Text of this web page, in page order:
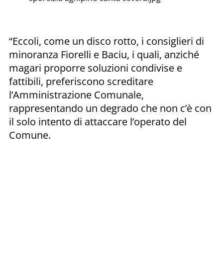
“Eccoli, come un disco rotto, i consiglieri di
minoranza Fiorelli e Baciu, i quali, anziché
magari proporre soluzioni condivise e
fattibili, preferiscono screditare
l’Amministrazione Comunale,
rappresentando un degrado che non c’è con
il solo intento di attaccare l’operato del
Comune.